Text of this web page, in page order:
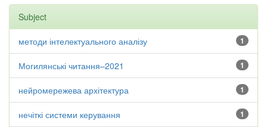
Subject
1
методи інтелектуального аналізу
1
Могилянські читання–2021
1
нейромережева архітектура
1
нечіткі системи керування